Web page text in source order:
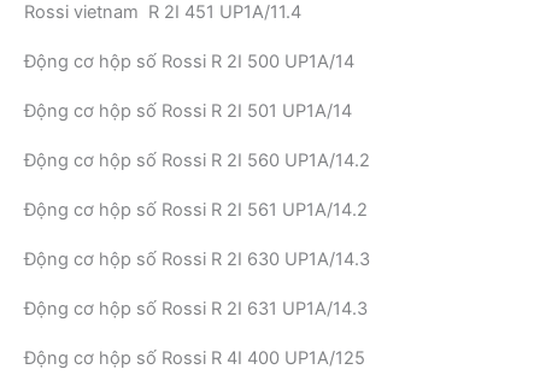
Rossi vietnam R 2I 451 UP1A/11.4
Động cơ hộp số Rossi R 2I 500 UP1A/14
Động cơ hộp số Rossi R 2I 501 UP1A/14
Động cơ hộp số Rossi R 2I 560 UP1A/14.2
Động cơ hộp số Rossi R 2I 561 UP1A/14.2
Động cơ hộp số Rossi R 2I 630 UP1A/14.3
Động cơ hộp số Rossi R 2I 631 UP1A/14.3
Động cơ hộp số Rossi R 4I 400 UP1A/125